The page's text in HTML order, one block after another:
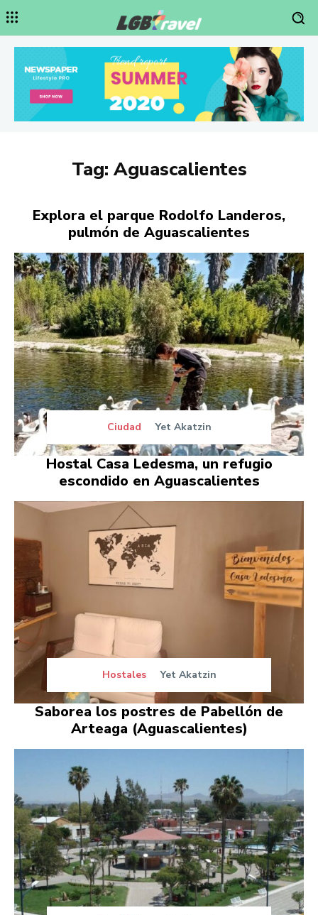
Tag: Aguascalientes
Explora el parque Rodolfo Landeros,
pulmón de Aguascalientes
Ciudad Yet Akatzin
Hostal Casa Ledesma, un refugio
escondido en Aguascalientes
Hostales Yet Akatzin
Saborea los postres de Pabellón de
Arteaga (Aguascalientes)